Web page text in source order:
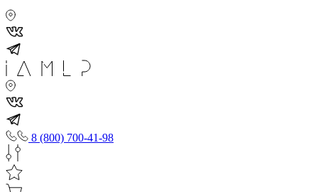
8 (800) 700-41-98